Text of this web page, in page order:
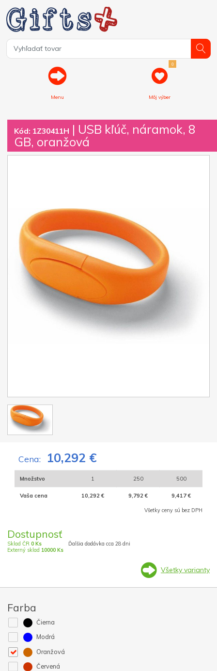
Menu
0
Môj výber
Kód: 1Z30411H | USB kľúč, náramok, 8
GB, oranžová
Cena: 10,292 €
Množstvo 1 250 500
Vaša cena 10,292 € 9,792 € 9,417 €
Všetky ceny sú bez DPH
Dostupnosť
Sklad ČR 0 Ks
Externý sklad 10000 Ks
Ďalšia dodávka cca 28 dni
Všetky varianty
Farba
Čierna
Modrá
Oranžová
Červená